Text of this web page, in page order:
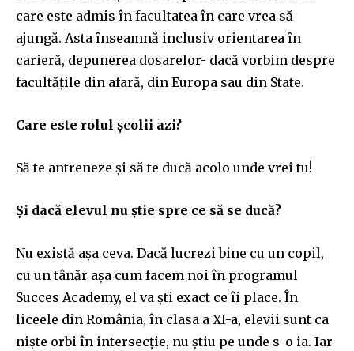
care este admis în facultatea în care vrea să
ajungă. Asta înseamnă inclusiv orientarea în
carieră, depunerea dosarelor- dacă vorbim despre
facultățile din afară, din Europa sau din State.
Care este rolul școlii azi?
Să te antreneze și să te ducă acolo unde vrei tu!
Și dacă elevul nu știe spre ce să se ducă?
Nu există așa ceva. Dacă lucrezi bine cu un copil,
cu un tânăr așa cum facem noi în programul
Succes Academy, el va ști exact ce îi place. În
liceele din România, în clasa a XI-a, elevii sunt ca
niște orbi în intersecție, nu știu pe unde s-o ia. Iar